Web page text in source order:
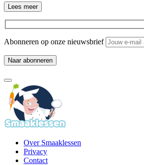
Lees meer
Abonneren op onze nieuwsbrief
Over Smaaklessen
Privacy
Contact